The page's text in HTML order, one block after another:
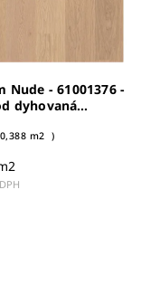
Nude - 61001376 -
dyhovaná
m2 )